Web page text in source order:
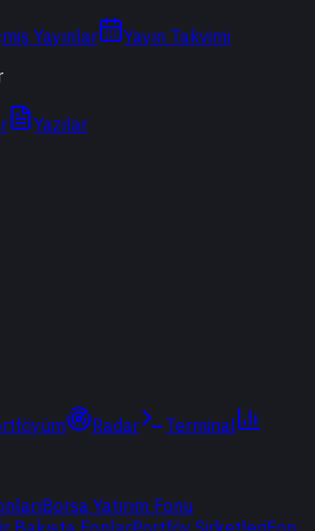
Yayınlar
Yayın Takvimi
Yazılar
Radar
Terminal
Borsa Yatırım Fonu